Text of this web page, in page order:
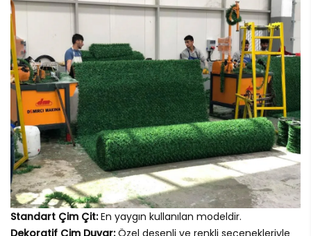
Standart Çim Çit:En yaygın kullanılan modeldir.